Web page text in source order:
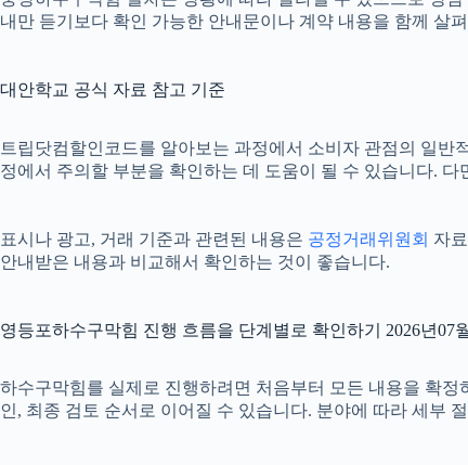
내만 듣기보다 확인 가능한 안내문이나 계약 내용을 함께 살
대안학교 공식 자료 참고 기준
트립닷컴할인코드를 알아보는 과정에서 소비자 관점의 일반
정에서 주의할 부분을 확인하는 데 도움이 될 수 있습니다.
표시나 광고, 거래 기준과 관련된 내용은 공정거래위원회 자
안내받은 내용과 비교해서 확인하는 것이 좋습니다.
영등포하수구막힘 진행 흐름을 단계별로 확인하기 2026년07
하수구막힘를 실제로 진행하려면 처음부터 모든 내용을 확
인, 최종 검토 순서로 이어질 수 있습니다. 분야에 따라 세부